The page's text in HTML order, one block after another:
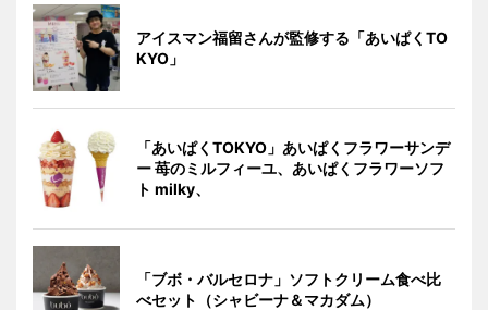
アイスマン福留さんが監修する「あいぱくTO
KYO」
「あいぱくTOKYO」あいぱくフラワーサンデ
ー 苺のミルフィーユ、あいぱくフラワーソフ
ト milky、
「ブボ・バルセロナ」ソフトクリーム食べ比
べセット（シャビーナ＆マカダム）